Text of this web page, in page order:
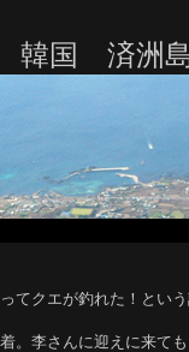
韓国 済
てクエが釣れた！とい
。李さんに迎えに来て